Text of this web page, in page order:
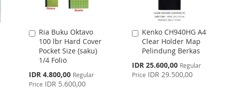
Ria Buku Oktavo
100 lbr Hard Cover
Pocket Size (saku)
1/4 Folio
Special
Price
IDR 4.800,00 Regular
Price IDR 5.600,00
Add
to
Cart
Kenko CH940HG A4
Clear Holder Map
Pelindung Berkas
Special
Price
IDR 25.600,00 Regular
Price IDR 29.500,00
Add
to
Cart